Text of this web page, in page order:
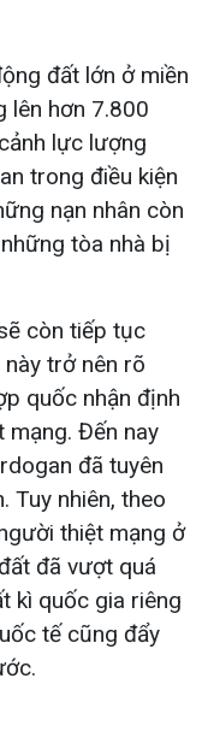
đất lớn ở miền
lên hơn 7.800
lực lượng
trong điều kiện
nạn nhân còn
tòa nhà bị
còn tiếp tục
trở nên rõ
quốc nhận định
mạng. Đến nay
đã tuyên
Tuy nhiên, theo
thiệt mạng ở
đã vượt quá
kì quốc gia riêng
tế cũng đẩy